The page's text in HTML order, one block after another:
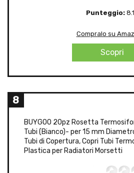
Punteggio:
Compralo su
Scopri
8
BUYGOO 20pz Rosetta
Tubi (Bianco)- per 15 mm
Tubi di Copertura, Copri Tubi
Plastica per Radiatori Morsetti